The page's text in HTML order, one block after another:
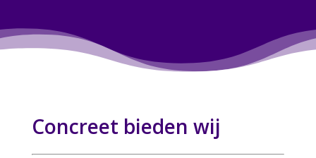
Concreet bieden wij